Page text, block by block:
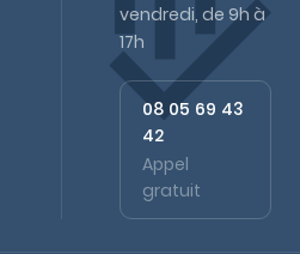
vendredi, de 9h à
17h
08 05 69 43
42
Appel
gratuit